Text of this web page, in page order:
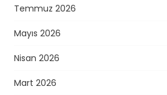
Temmuz 2026
Mayıs 2026
Nisan 2026
Mart 2026